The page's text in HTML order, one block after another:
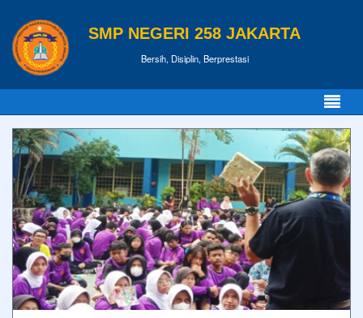
SMP NEGERI 258 JAKARTA
Bersih, Disiplin, Berprestasi